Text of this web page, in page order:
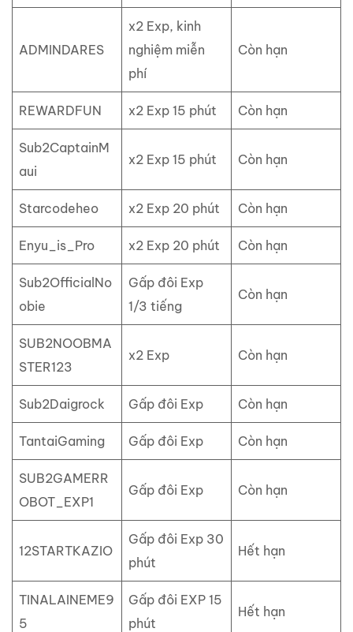
ADMINDARES
x2 Exp, kinh
nghiệm miễn
phí
Còn hạn
REWARDFUN x2 Exp 15 phút Còn hạn
Sub2CaptainM
aui
x2 Exp 15 phút Còn hạn
Starcodeheo x2 Exp 20 phút Còn hạn
Enyu_is_Pro x2 Exp 20 phút Còn hạn
Sub2OfficialNo
obie
Gấp đôi Exp
1/3 tiếng
Còn hạn
SUB2NOOBMA
STER123
x2 Exp Còn hạn
Sub2Daigrock Gấp đôi Exp Còn hạn
TantaiGaming Gấp đôi Exp Còn hạn
SUB2GAMERR
OBOT_EXP1
Gấp đôi Exp Còn hạn
12STARTKAZIO
Gấp đôi Exp 30
phút
Hết hạn
TINALAINEME9
5
Gấp đôi EXP 15
phút
Hết hạn